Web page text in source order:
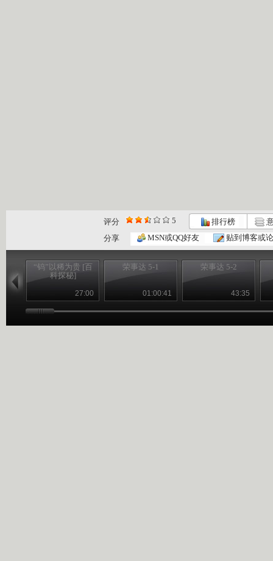
评分 5 排行榜
分享
MSN或QQ好友 贴到博客或
“钨”以稀为贵 [百
科探秘]
27:00
荣事达 5-1
01:00:41
荣事达 5-2
43:35